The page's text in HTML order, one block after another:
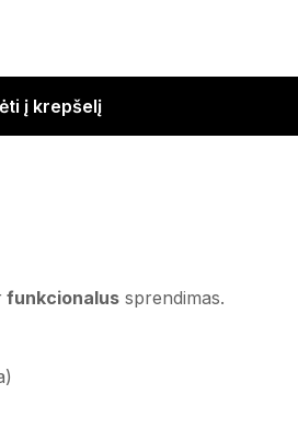
į krepšelį
funkcionalus sprendimas.